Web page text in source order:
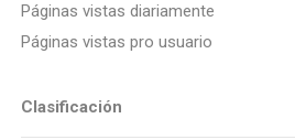
Páginas vistas diariamente
Páginas vistas pro usuario
Clasificación